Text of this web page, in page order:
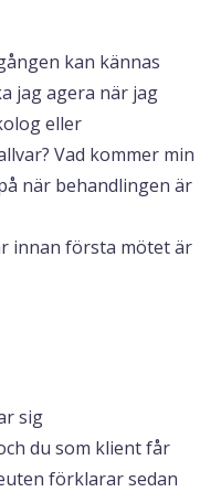
kan kännas
jag agera när jag
eller
Vad kommer min
när behandlingen är
innan första mötet är
sig
du som klient får
förklarar sedan